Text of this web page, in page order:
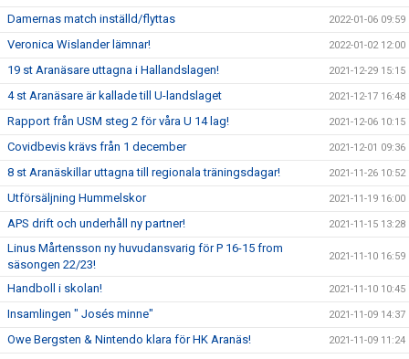
Damernas match inställd/flyttas 2022-01-06 09:59
Veronica Wislander lämnar! 2022-01-02 12:00
19 st Aranäsare uttagna i Hallandslagen! 2021-12-29 15:15
4 st Aranäsare är kallade till U-landslaget 2021-12-17 16:48
Rapport från USM steg 2 för våra U 14 lag! 2021-12-06 10:15
Covidbevis krävs från 1 december 2021-12-01 09:36
8 st Aranäskillar uttagna till regionala träningsdagar! 2021-11-26 10:52
Utförsäljning Hummelskor 2021-11-19 16:00
APS drift och underhåll ny partner! 2021-11-15 13:28
Linus Mårtensson ny huvudansvarig för P 16-15 from
säsongen 22/23!
2021-11-10 16:59
Handboll i skolan! 2021-11-10 10:45
Insamlingen " Josés minne" 2021-11-09 14:37
Owe Bergsten & Nintendo klara för HK Aranäs! 2021-11-09 11:24